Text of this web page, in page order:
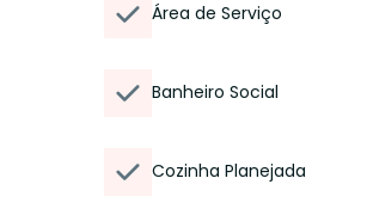
Área de Serviço
Banheiro Social
Cozinha Planejada